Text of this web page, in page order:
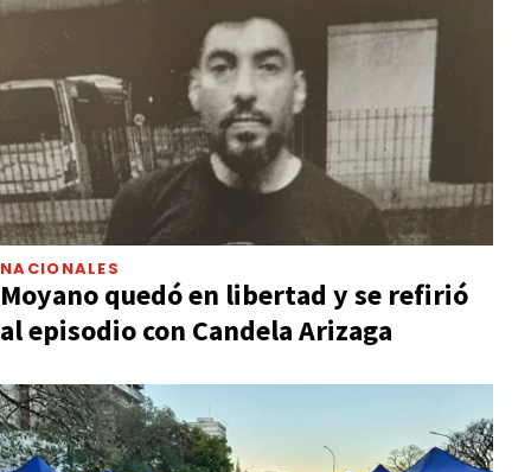
NACIONALES
Moyano quedó en libertad y se refirió
al episodio con Candela Arizaga